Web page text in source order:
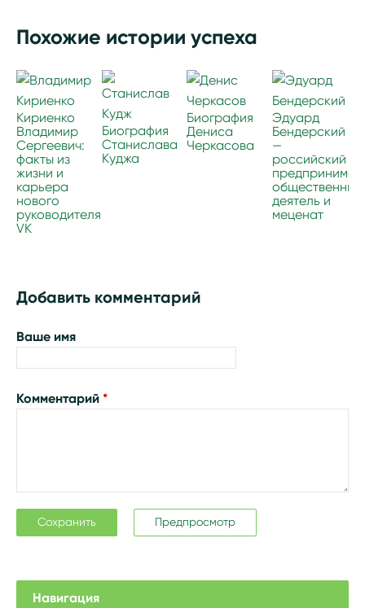
Похожие истории успеха
Кириенко
Владимир
Сергеевич:
факты из
жизни и
карьера
нового
руководителя
VK
Биография
Станислава
Куджа
Биография
Дениса
Черкасова
Эдуард
Бендерский
—
российский
общественный
деятель и
меценат
Добавить комментарий
Ваше имя
Комментарий*
Навигация